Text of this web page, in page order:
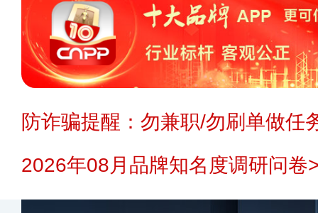
防诈骗提醒：勿兼职/勿刷单做任
2026年08月品牌知名度调研问卷